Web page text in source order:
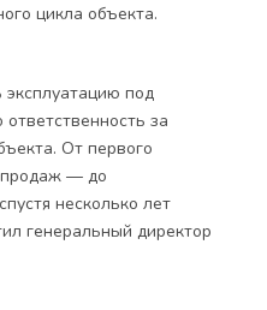
цикла объекта.
эксплуатацию под
за
От первого
продаж — до
несколько лет
генеральный директор